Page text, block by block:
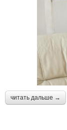
читать дальше →